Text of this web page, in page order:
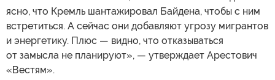
ясно, что Кремль шантажировал Байдена, чтобы с ним
встретиться. А сейчас они добавляют угрозу мигрантов
и энергетику. Плюс — видно, что отказываться
от замысла не планируют», — утверждает Арестович
«Вестям».